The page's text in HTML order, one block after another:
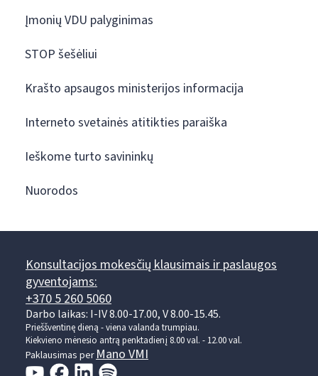
Įmonių VDU palyginimas
STOP šešėliui
Krašto apsaugos ministerijos informacija
Interneto svetainės atitikties paraiška
Ieškome turto savininkų
Nuorodos
Konsultacijos mokesčių klausimais ir paslaugos
gyventojams:
+370 5 260 5060
Darbo laikas: I-IV 8.00-17.00, V 8.00-15.45.
Prieššventinę dieną - viena valanda trumpiau.
Kiekvieno mėnesio antrą penktadienį 8.00 val. - 12.00 val.
Paklausimas perMano VMI